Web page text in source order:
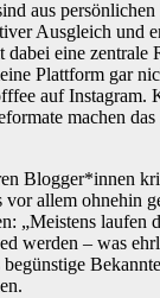
aus
Ausgleich und
eine zentrale
Plattform gar
auf Instagram.
machen
Blogger*innen
vor allem ohnehin
„Meistens laufen
werden – was